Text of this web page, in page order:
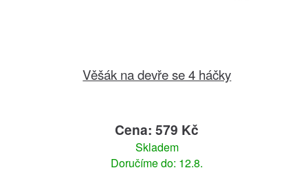
Věšák na devře se 4 háčky
Cena: 579 Kč
Skladem
Doručíme do: 12.8.